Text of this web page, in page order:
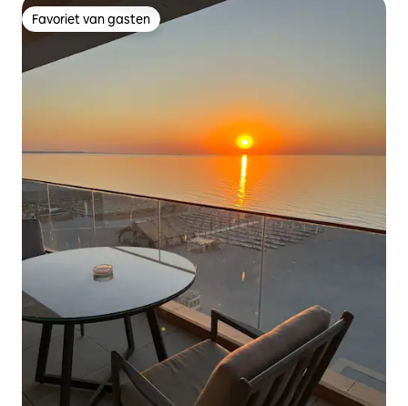
Favoriet van gasten
Favoriet van gasten